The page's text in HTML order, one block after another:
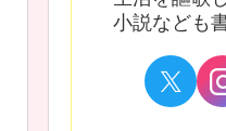
小説なども